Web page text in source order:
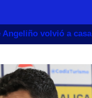
volvió a casa